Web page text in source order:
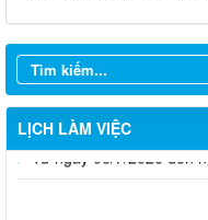
LỊCH LÀM VIỆC
Từ ngày 03/8/2026 đến